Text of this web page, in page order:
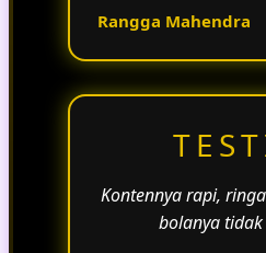
Rangga Mahendra
Kontennya rapi,
bolanya